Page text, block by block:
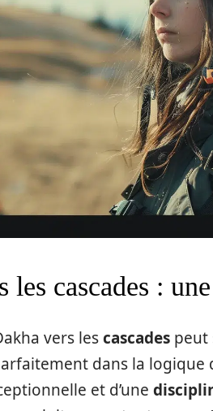
les cascades :
vers lescascades peut
dans la logique
et d’une